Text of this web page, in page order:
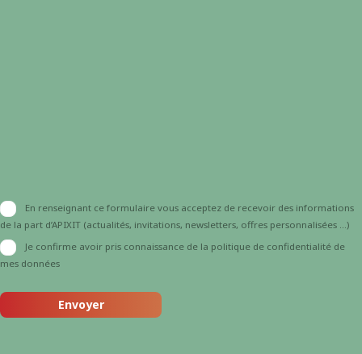
En renseignant ce formulaire vous acceptez de recevoir des informations
de la part d’APIXIT (actualités, invitations, newsletters, offres personnalisées …)
Je confirme avoir pris connaissance de la politique de confidentialité de
mes données